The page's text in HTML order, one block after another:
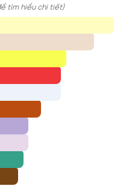
tìm hiểu chi tiết)